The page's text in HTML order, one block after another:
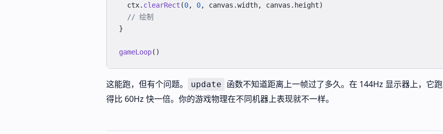
  ctx.
clearRect (0, 0, canvas.width, canvas.height)
  // 绘制
}
gameLoop()
这能跑，但有个问题。 update
函数不知道距离上一帧过了多久。在 144Hz 显示器上，它跑
得比 60Hz 快一倍。你的游戏物理在不同机器上表现就不一样。